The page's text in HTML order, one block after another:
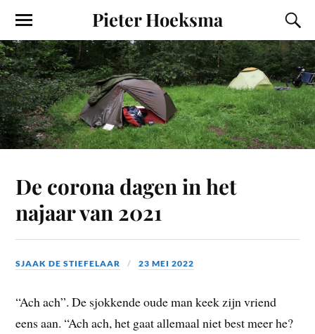
Pieter Hoeksma
De corona dagen in het
najaar van 2021
SJAAK DE STIEFELAAR 23 MEI 2022
“Ach ach”. De sjokkende oude man keek zijn vriend
eens aan. “Ach ach, het gaat allemaal niet best meer he?